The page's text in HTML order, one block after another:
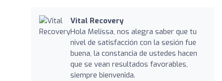
Vital Recovery
Hola Melissa, nos alegra saber que tu
nivel de satisfacción con la sesión fue
buena, la constancia de ustedes hacen
que se vean resultados favorables,
siempre bienvenida.